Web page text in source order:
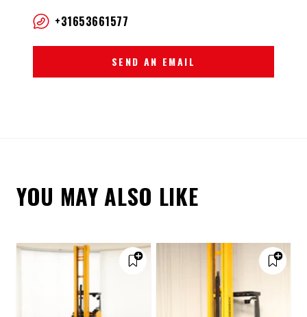
+31653661577
SEND AN EMAIL
YOU MAY ALSO LIKE